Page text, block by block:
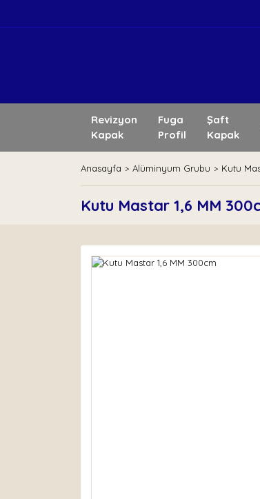
Revizyon
Kapak
Fuga
Profil
Şaft
Kapak
Anasayfa Alüminyum Grubu Kutu
Kutu Mastar 1,6 MM